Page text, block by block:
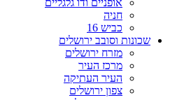
אופניים ודו גלגליים
חניה
כביש 16
שכונות וסובב ירושלים
מזרח ירושלים
מרכז העיר
העיר העתיקה
צפון ירושלים